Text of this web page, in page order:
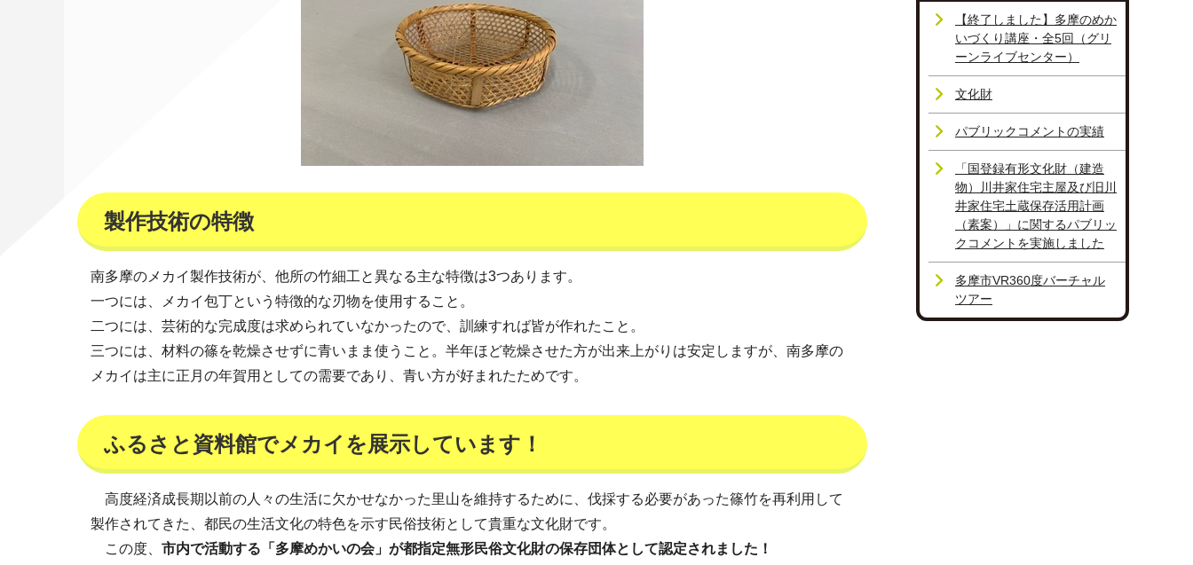
製作技術の特徴
南多摩のメカイ製作技術が、他所の竹細工と異なる主な特徴は3つあります。
一つには、メカイ包丁という特徴的な刃物を使用すること。
二つには、芸術的な完成度は求められていなかったので、訓練すれば皆が作れたこと。
三つには、材料の篠を乾燥させずに青いまま使うこと。半年ほど乾燥させた方が出来上がりは安定しますが、南多摩の
メカイは主に正月の年賀用としての需要であり、青い方が好まれたためです。
ふるさと資料館でメカイを展示しています！
高度経済成長期以前の人々の生活に欠かせなかった里山を維持するために、伐採する必要があった篠竹を再利用して
製作されてきた、都民の生活文化の特色を示す民俗技術として貴重な文化財です。
この度、 市内で活動する「多摩めかいの会」が都指定無形民俗文化財の保存団体として認定されました！
【終了しました】多摩のめか
いづくり講座・全5回（グリ
ーンライブセンター）
文化財
パブリックコメントの実績
「国登録有形文化財（建造
物）川井家住宅主屋及び旧川
井家住宅土蔵保存活用計画
（素案）」に関するパブリッ
クコメントを実施しました
多摩市VR360度バーチャル
ツアー